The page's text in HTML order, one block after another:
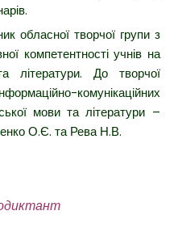
творчої групи з
компетентності учнів на
літератури. До творчої
комунікаційних
мови та літератури –
О.Є. та Рева Н.В.